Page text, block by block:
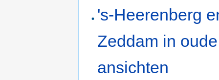
's-Heerenberg
Zeddam in oude
ansichten